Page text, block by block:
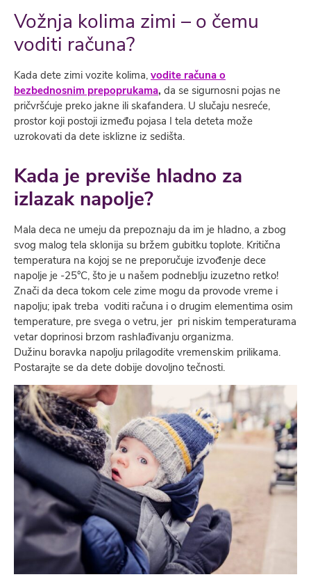
Vožnja kolima zimi – o čemu
voditi računa?
Kada dete zimi vozite kolima, vodite računa o
bezbednosnim prepoprukama, da se sigurnosni pojas ne
pričvršćuje preko jakne ili skafandera. U slučaju nesreće,
prostor koji postoji između pojasa I tela deteta može
uzrokovati da dete isklizne iz sedišta.
Kada je previše hladno za
izlazak napolje?
Mala deca ne umeju da prepoznaju da im je hladno, a zbog
svog malog tela sklonija su bržem gubitku toplote. Kritična
temperatura na kojoj se ne preporučuje izvođenje dece
napolje je -25°C, što je u našem podneblju izuzetno retko!
Znači da deca tokom cele zime mogu da provode vreme i
napolju; ipak treba voditi računa i o drugim elementima osim
temperature, pre svega o vetru, jer pri niskim temperaturama
vetar doprinosi brzom rashlađivanju organizma.
Dužinu boravka napolju prilagodite vremenskim prilikama.
Postarajte se da dete dobije dovoljno tečnosti.